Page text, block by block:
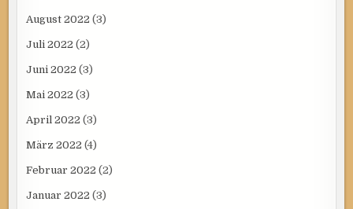
August 2022 (3)
Juli 2022 (2)
Juni 2022 (3)
Mai 2022 (3)
April 2022 (3)
März 2022 (4)
Februar 2022 (2)
Januar 2022 (3)